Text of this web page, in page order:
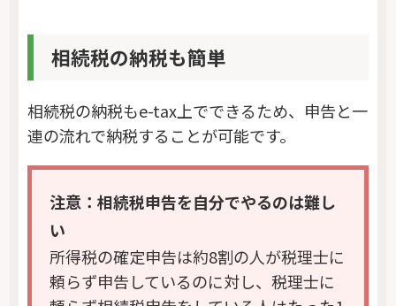
相続税の納税も簡単
相続税の納税もe-tax上でできるため、申告と一
連の流れで納税することが可能です。
注意：相続税申告を自分でやるのは難し
い
所得税の確定申告は約8割の人が税理士に
頼らず申告しているのに対し、税理士に